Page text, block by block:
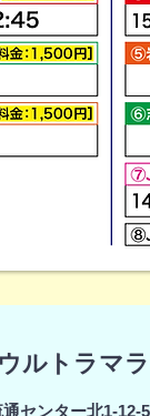
ルトラマ
センター北1-